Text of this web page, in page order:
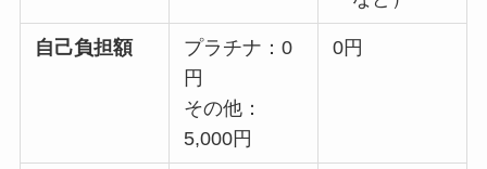
自己負担額
プラチナ：0
円
その他：
5,000円
0円